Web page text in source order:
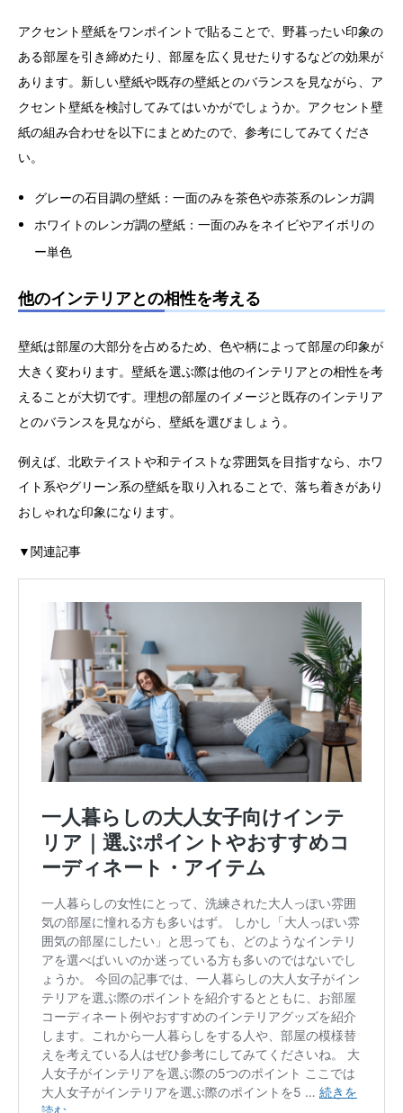
アクセント壁紙をワンポイントで貼ることで、野暮ったい印象の
ある部屋を引き締めたり、部屋を広く見せたりするなどの効果が
あります。新しい壁紙や既存の壁紙とのバランスを見ながら、ア
クセント壁紙を検討してみてはいかがでしょうか。アクセント壁
紙の組み合わせを以下にまとめたので、参考にしてみてくださ
い。
グレーの石目調の壁紙：一面のみを茶色や赤茶系のレンガ調
ホワイトのレンガ調の壁紙：一面のみをネイビやアイボリの
ー単色
他のインテリアとの相性を考える
壁紙は部屋の大部分を占めるため、色や柄によって部屋の印象が
大きく変わります。壁紙を選ぶ際は他のインテリアとの相性を考
えることが大切です。理想の部屋のイメージと既存のインテリア
とのバランスを見ながら、壁紙を選びましょう。
例えば、北欧テイストや和テイストな雰囲気を目指すなら、ホワ
イト系やグリーン系の壁紙を取り入れることで、落ち着きがあり
おしゃれな印象になります。
▼関連記事